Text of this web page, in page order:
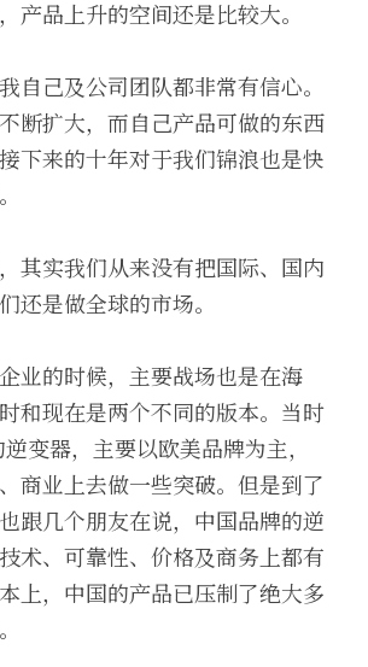
产品上升的空间还是比较大。
自己及公司团队都非常有信心。
断扩大，而自己产品可做的东西
下来的十年对于我们锦浪也是快
其实我们从来没有把国际、国内
还是做全球的市场。
业的时候，主要战场也是在海
和现在是两个不同的版本。当时
变器，主要以欧美品牌为主，
商业上去做一些突破。但是到了
跟几个朋友在说，中国品牌的逆
术、可靠性、价格及商务上都有
上，中国的产品已压制了绝大多